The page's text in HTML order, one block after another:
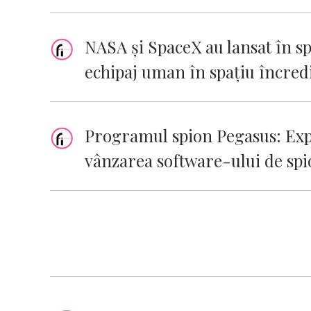
NASA și SpaceX au lansat în
echipaj uman în spațiu
Programul spion Pegasus:
vânzarea software-ului de